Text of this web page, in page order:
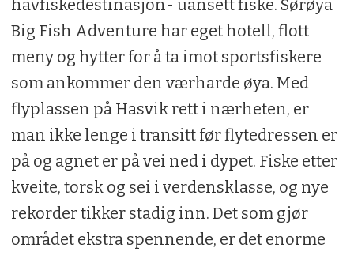
havfiskedestinasjon- uansett fiske. Sørøya
Big Fish Adventure har eget hotell, flott
meny og hytter for å ta imot sportsfiskere
som ankommer den værharde øya. Med
flyplassen på Hasvik rett i nærheten, er
man ikke lenge i transitt før flytedressen er
på og agnet er på vei ned i dypet. Fiske etter
kveite, torsk og sei i verdensklasse, og nye
rekorder tikker stadig inn. Det som gjør
området ekstra spennende, er det enorme